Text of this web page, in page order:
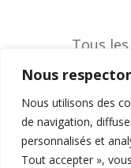
Nous
Nous utilisons des
de navigation,
personnalisés et
Tout accepter »,
Tous